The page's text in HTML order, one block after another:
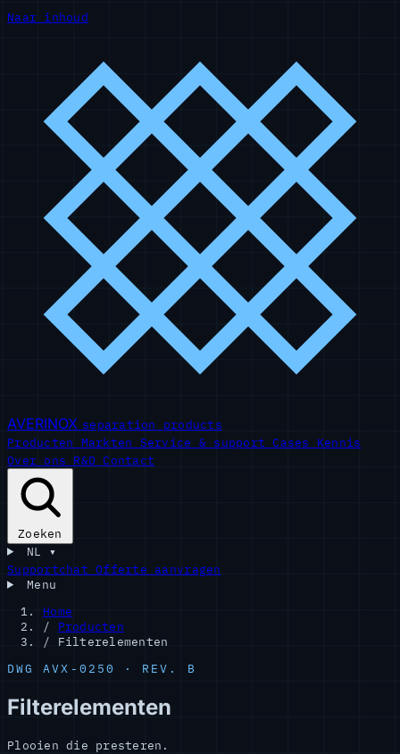
Naar inhoud
AVERINOX separation products
Producten Markten Service & support Cases Kennis
Over ons R&D Contact
Zoeken
NL ▾
SupportchatOfferte aanvragen
Menu
Home
/
Producten
/
Filterelementen
DWG AVX-0250 · REV. B
Filterelementen
Plooien die presteren.